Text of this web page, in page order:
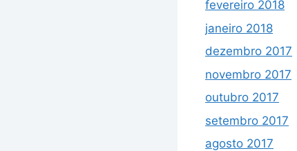
fevereiro 2018
janeiro 2018
dezembro 2017
novembro 2017
outubro 2017
setembro 2017
agosto 2017